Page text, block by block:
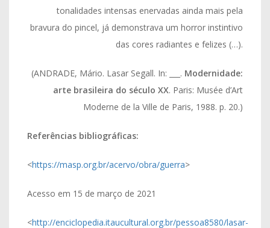
tonalidades intensas enervadas ainda mais pela
bravura do pincel, já demonstrava um horror instintivo
das cores radiantes e felizes (…).
(ANDRADE, Mário. Lasar Segall. In: ___. Modernidade:
arte brasileira do século XX. Paris: Musée d’Art
Moderne de la Ville de Paris, 1988. p. 20.)
Referências bibliográficas:
<https://masp.org.br/acervo/obra/guerra>
Acesso em 15 de março de 2021
<http://enciclopedia.itaucultural.org.br/pessoa8580/lasar-